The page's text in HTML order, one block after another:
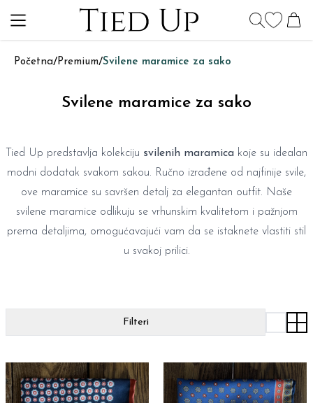
Početna/Premium/Svilene maramice za sako
Svilene maramice za sako
Tied Up predstavlja kolekciju svilenih maramica koje su idealan
modni dodatak svakom sakou. Ručno izrađene od najfinije svile,
ove maramice su savršen detalj za elegantan outfit. Naše
svilene maramice odlikuju se vrhunskim kvalitetom i pažnjom
prema detaljima, omogućavajući vam da se istaknete vlastiti stil
u svakoj prilici.
Filteri